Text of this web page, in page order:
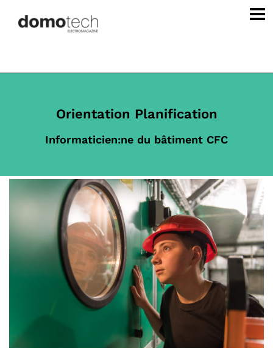
Orientation Planification
Informaticien:ne du bâtiment CFC